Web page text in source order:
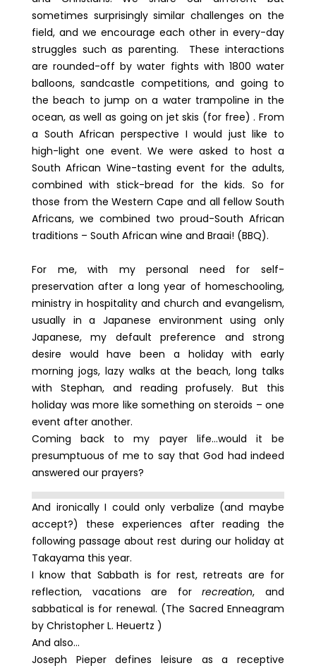
sometimes surprisingly similar challenges on the
field, and we encourage each other in every-day
struggles such as parenting. These interactions
are rounded-off by water fights with 1800 water
balloons, sandcastle competitions, and going to
the beach to jump on a water trampoline in the
ocean, as well as going on jet skis (for free) . From
a South African perspective I would just like to
high-light one event. We were asked to host a
South African Wine-tasting event for the adults,
combined with stick-bread for the kids. So for
those from the Western Cape and all fellow South
Africans, we combined two proud-South African
traditions – South African wine and Braai! (BBQ).
For me, with my personal need for self-
preservation after a long year of homeschooling,
ministry in hospitality and church and evangelism,
usually in a Japanese environment using only
Japanese, my default preference and strong
desire would have been a holiday with early
morning jogs, lazy walks at the beach, long talks
with Stephan, and reading profusely. But this
holiday was more like something on steroids – one
event after another.
Coming back to my payer life…would it be
presumptuous of me to say that God had indeed
answered our prayers?
And ironically I could only verbalize (and maybe
accept?) these experiences after reading the
following passage about rest during our holiday at
Takayama this year.
I know that Sabbath is for rest, retreats are for
reflection, vacations are forrecreation, and
sabbatical is for renewal. (The Sacred Enneagram
by Christopher L. Heuertz )
And also…
Joseph Pieper defines leisure as a receptive